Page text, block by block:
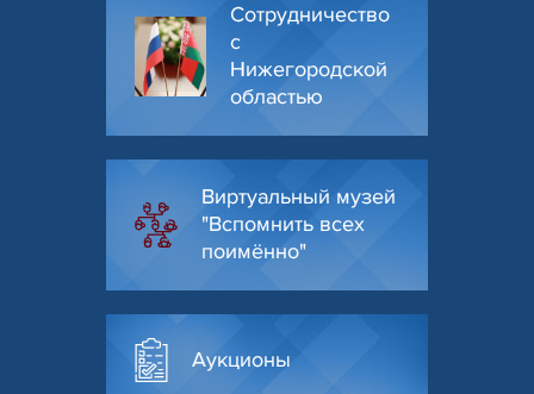
Сотрудничество
с
Нижегородской
областью
Виртуальный музей
"Вспомнить всех
поимённо"
Аукционы